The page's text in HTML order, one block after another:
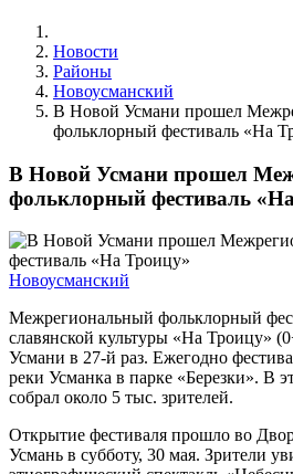
Новости
Районы
Новоусманский
В Новой Усмани прошел
фольклорный фестиваль «На
В Новой Усмани прошел
фольклорный фестиваль
Новоусманский
Межрегиональный фольклорный
славянской культуры «На Троицу»
Усмани в 27-й раз. Ежегодно
реки Усманка в парке «Березки». В
собрал около 5 тыс. зрителей.
Открытие фестиваля прошло во
Усмань в субботу, 30 мая. Зрители